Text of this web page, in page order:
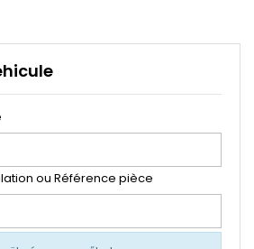
ou Référence pièce